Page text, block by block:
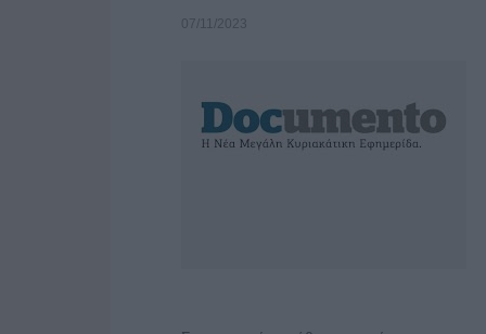
07/11/2023